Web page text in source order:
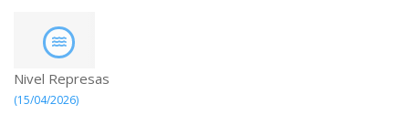
Nivel Represas
(15/04/2026)